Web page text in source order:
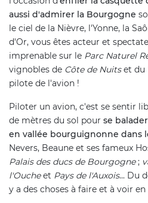
aussi d'admirer la Bourgogne
le ciel de la Nièvre, l'Yonne, la
d'Or, vous êtes acteur et
imprenable sur le Parc Naturel
vignobles de Côte de Nuitset du
pilote de l'avion !
Piloter un avion, c'est se sentir
de mètres du sol pour se
en vallée bourguignonne dans
Nevers, Beaune et ses fameux
Palais des ducs de Bourgogne;
l'Oucheet Pays de l'Auxois... Du
y a des choses à faire et à voir